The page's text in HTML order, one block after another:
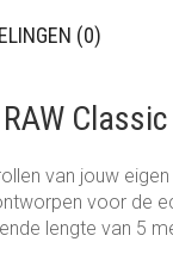
(0)
van jouw
voor de
lengte van 5